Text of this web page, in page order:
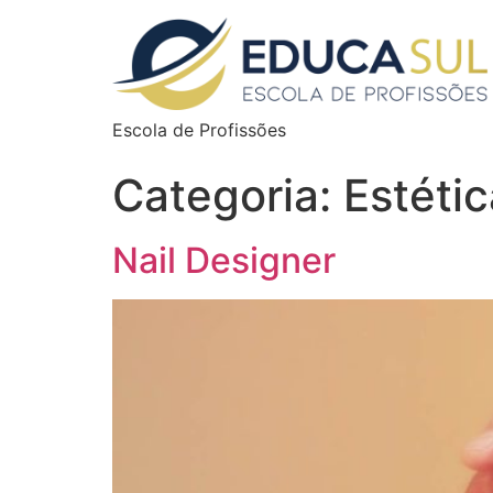
Escola de Profissões
Categoria:
Nail Designer